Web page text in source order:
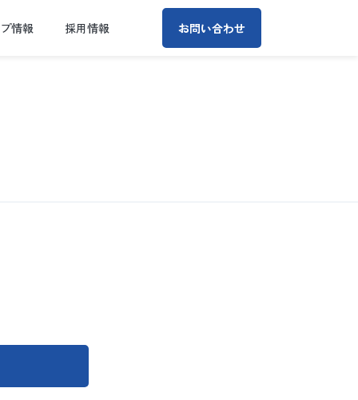
情報 採用情報 お問い合わせ